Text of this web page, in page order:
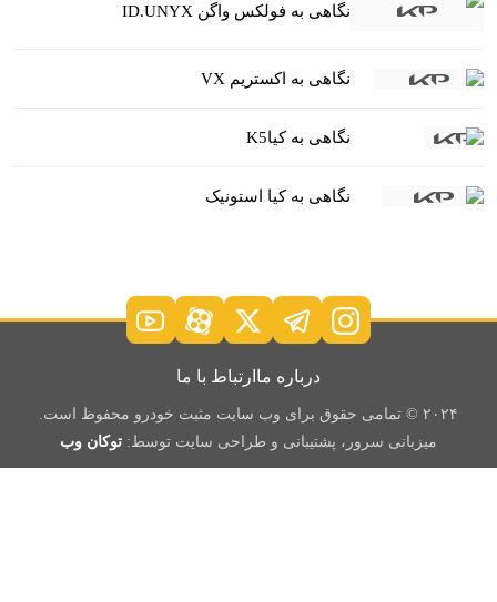
نگاهی به فولکس واگن ID.UNYX
نگاهی به اکستریم VX
نگاهی به کیاK5
نگاهی به کیا استونیک
درباره ما ارتباط با ما
۲۰۲۴ © تمامی حقوق برای وب سایت مثبت خودرو محفوظ است.
میزبانی سرور، پشتیبانی و طراحی سایت توسط: توکان وب